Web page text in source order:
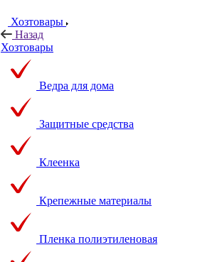
Хозтовары
Назад
Хозтовары
Ведра для дома
Защитные средства
Клеенка
Крепежные материалы
Пленка полиэтиленовая